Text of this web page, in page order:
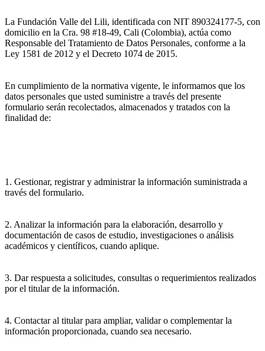
La Fundación Valle del Lili, identificada con NIT 890324177-5, con
domicilio en la Cra. 98 #18-49, Cali (Colombia), actúa como
Responsable del Tratamiento de Datos Personales, conforme a la
Ley 1581 de 2012 y el Decreto 1074 de 2015.
En cumplimiento de la normativa vigente, le informamos que los
datos personales que usted suministre a través del presente
formulario serán recolectados, almacenados y tratados con la
finalidad de:
1. Gestionar, registrar y administrar la información suministrada a
través del formulario.
2. Analizar la información para la elaboración, desarrollo y
documentación de casos de estudio, investigaciones o análisis
académicos y científicos, cuando aplique.
3. Dar respuesta a solicitudes, consultas o requerimientos realizados
por el titular de la información.
4. Contactar al titular para ampliar, validar o complementar la
información proporcionada, cuando sea necesario.